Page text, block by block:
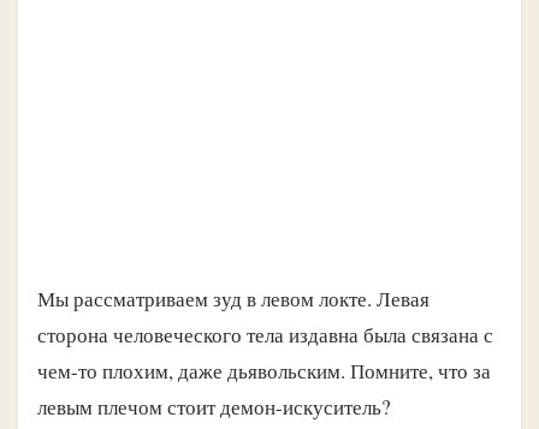
Мы рассматриваем зуд в левом локте. Левая
сторона человеческого тела издавна была связана с
чем-то плохим, даже дьявольским. Помните, что за
левым плечом стоит демон-искуситель?